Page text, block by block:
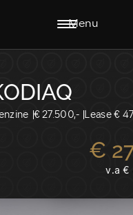
Menu
€ 27.500,- Lease €
€
v.a €